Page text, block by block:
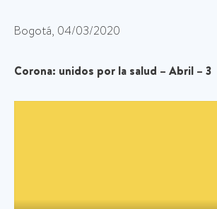
Bogotá, 04/03/2020
Corona: unidos por la salud – Abril – 3